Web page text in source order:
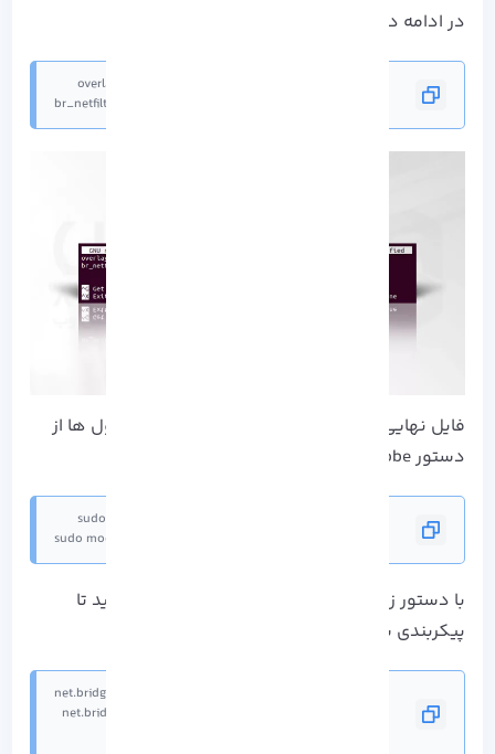
در ادامه دستورات زیر را به فایل اضافه کنید:
overlay
br_netfilter
فایل نهایی را ذخیره کنید و برای اضافه کردن ماژول ها از
دستور Modprobe استفاده نمایید:
sudo modprobe overlay
sudo modprobe br_netfilter
با دستور زیر فایلی به نام Kubernetes.conf باز کنید تا
پیکربندی شبکه Kubernetes را انجام دهید: